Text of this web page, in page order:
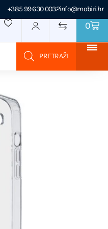
+385 99 630 0032info@mobiri.hr
0